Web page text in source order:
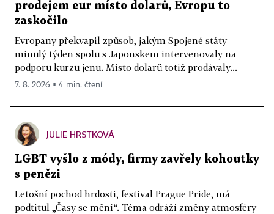
prodejem eur místo dolarů, Evropu to
zaskočilo
Evropany překvapil způsob, jakým Spojené státy
minulý týden spolu s Japonskem intervenovaly na
podporu kurzu jenu. Místo dolarů totiž prodávaly...
7. 8. 2026 ▪ 4 min. čtení
JULIE HRSTKOVÁ
LGBT vyšlo z módy, firmy zavřely kohoutky
s penězi
Letošní pochod hrdosti, festival Prague Pride, má
podtitul „Časy se mění“. Téma odráží změny atmosféry